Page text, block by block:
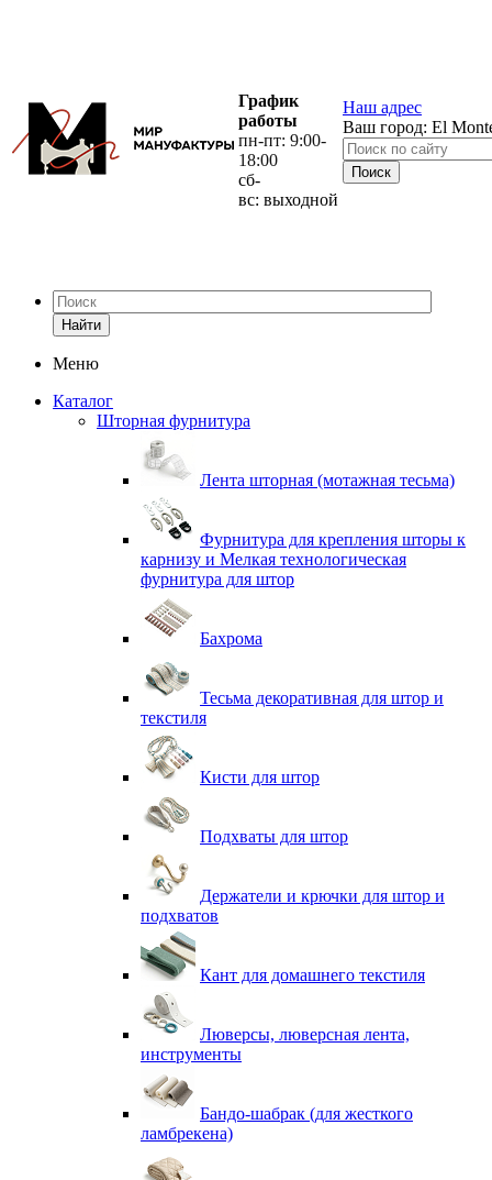
График
работы
пн-пт: 9:00-
18:00
сб-
вс: выходной
Наш адрес
Ваш город: El
Найти
Меню
Каталог
Шторная фурнитура
Лента шторная (мотажная тесьма)
Фурнитура для крепления шторы к
карнизу и Мелкая технологическая
фурнитура для штор
Бахрома
Тесьма декоративная для штор и
текстиля
Кисти для штор
Подхваты для штор
Держатели и крючки для штор и
подхватов
Кант для домашнего текстиля
Люверсы, люверсная лента,
инструменты
Бандо-шабрак (для жесткого
ламбрекена)